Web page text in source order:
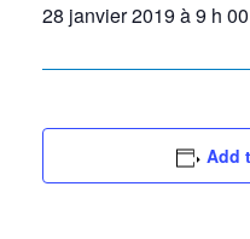
28 janvier 2019 à 9 h
Add